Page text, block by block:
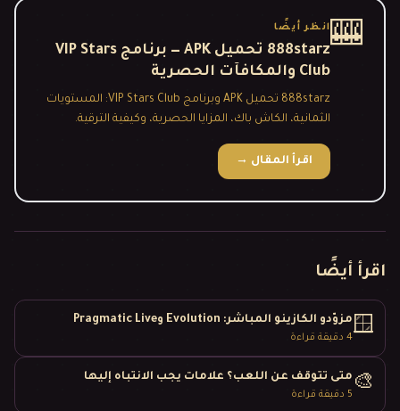
🎰انظر أيضًا
888starz تحميل APK — برنامج VIP Stars
Club والمكافآت الحصرية
888starz تحميل APK وبرنامج VIP Stars Club: المستويات
الثمانية، الكاش باك، المزايا الحصرية، وكيفية الترقية.
اقرأ المقال →
اقرأ أيضًا
🪟مزوّدو الكازينو المباشر: Evolution وPragmatic Live
4 دقيقة قراءة
🎨 متى تتوقف عن اللعب؟ علامات يجب الانتباه إليها
5 دقيقة قراءة